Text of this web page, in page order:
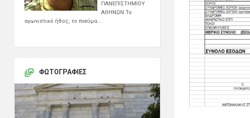
ΠΑΝΕΠΙΣΤΗΜΙΟΥ
ΑΘΗΝΩΝ Το
αγωνιστικό ήθος, το πνεύμα…
ΦΩΤΟΓΡΑΦΊΕΣ